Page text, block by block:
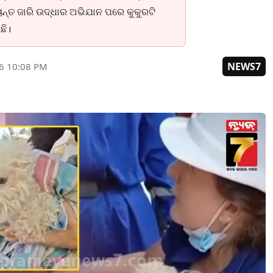
ଜାରି ଉଦ୍ଧାର ଅଭିଯାନ ପରେ କୁକୁରଟି
10:08 PM NEWS7